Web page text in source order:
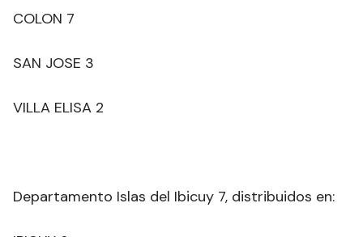
COLON 7
SAN JOSE 3
VILLA ELISA 2
Departamento Islas del Ibicuy 7, distribuidos en: